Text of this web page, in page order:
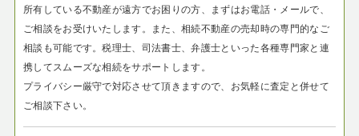
所有している不動産が遠方でお困りの方、まずはお電話・メールで、
ご相談をお受けいたします。
また、相続不動産の売却時の専門的なご
相談も可能です。税理士、司法書士、弁護士といった各種専門家と連
携してスムーズな相続をサポートします。
プライバシー厳守で対応させて頂きますので、お気軽に査定と併せて
ご相談下さい。